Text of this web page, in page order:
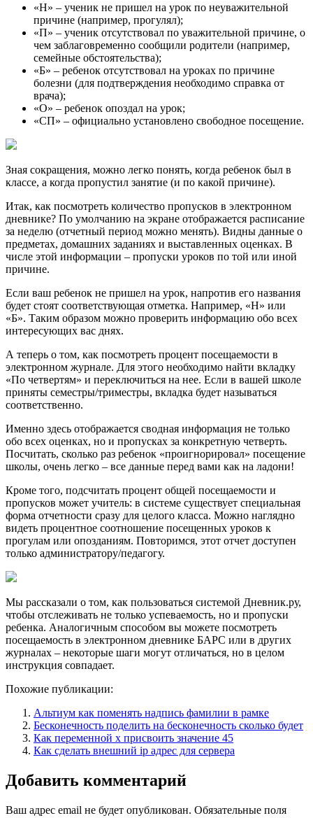
«Н» – ученик не пришел на урок по неуважительной
причине (например, прогулял);
«П» – ученик отсутствовал по уважительной причине, о
чем заблаговременно сообщили родители (например,
семейные обстоятельства);
«Б» – ребенок отсутствовал на уроках по причине
болезни (для подтверждения необходимо справка от
врача);
«О» – ребенок опоздал на урок;
«СП» – официально установлено свободное посещение.
Зная сокращения, можно легко понять, когда ребенок был в
классе, а когда пропустил занятие (и по какой причине).
Итак, как посмотреть количество пропусков в электронном
дневнике? По умолчанию на экране отображается расписание
за неделю (отчетный период можно менять). Видны данные о
предметах, домашних заданиях и выставленных оценках. В
числе этой информации – пропуски уроков по той или иной
причине.
Если ваш ребенок не пришел на урок, напротив его названия
будет стоят соответствующая отметка. Например, «Н» или
«Б». Таким образом можно проверить информацию обо всех
интересующих вас днях.
А теперь о том, как посмотреть процент посещаемости в
электронном журнале. Для этого необходимо найти вкладку
«По четвертям» и переключиться на нее. Если в вашей школе
приняты семестры/триместры, вкладка будет называться
соответственно.
Именно здесь отображается сводная информация не только
обо всех оценках, но и пропусках за конкретную четверть.
Посчитать, сколько раз ребенок «проигнорировал» посещение
школы, очень легко – все данные перед вами как на ладони!
Кроме того, подсчитать процент общей посещаемости и
пропусков может учитель: в системе существует специальная
форма отчетности сразу для целого класса. Можно наглядно
видеть процентное соотношение посещенных уроков к
прогулам или опозданиям. Повторимся, этот отчет доступен
только администратору/педагогу.
Мы рассказали о том, как пользоваться системой Дневник.ру,
чтобы отслеживать не только успеваемость, но и пропуски
ребенка. Аналогичным способом вы можете посмотреть
посещаемость в электронном дневнике БАРС или в других
журналах – некоторые шаги могут отличаться, но в целом
инструкция совпадает.
Похожие публикации:
Альтиум как поменять надпись фамилии в рамке
Бесконечность поделить на бесконечность сколько будет
Как переменной x присвоить значение 45
Как сделать внешний ip адрес для сервера
Добавить комментарий
Ваш адрес email не будет опубликован. Обязательные поля